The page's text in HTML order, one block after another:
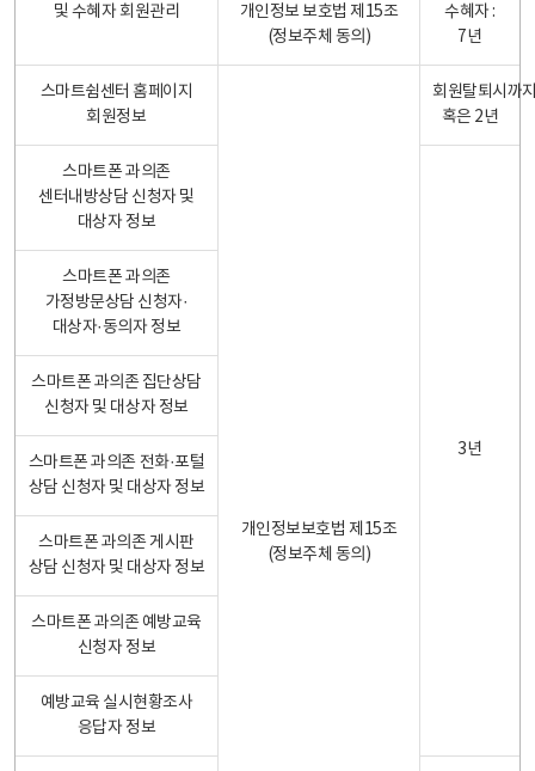
및 수혜자 회원관리
개인정보 보호법 제15조
(정보주체 동의)
수혜자 :
7년
스마트쉼센터 홈페이지
회원정보
개인정보보호법 제15조
(정보주체 동의)
회원탈퇴시까
혹은 2년
스마트폰 과의존
센터내방상담 신청자 및
대상자 정보
3년
스마트폰 과의존
가정방문상담 신청자·
대상자·동의자 정보
스마트폰 과의존 집단상담
신청자 및 대상자 정보
스마트폰 과의존 전화·포털
상담 신청자 및 대상자 정보
스마트폰 과의존 게시판
상담 신청자 및 대상자 정보
스마트폰 과의존 예방교육
신청자 정보
예방교육 실시현황조사
응답자 정보